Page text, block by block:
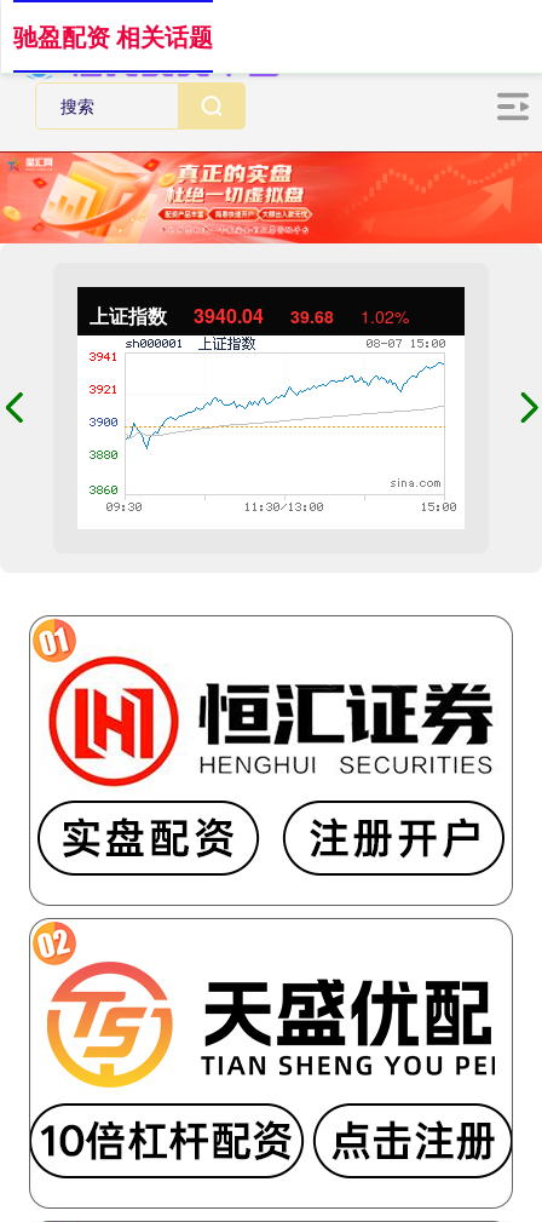
上证指数 3940.04 39.68 1.02%
驰盈配资 相关话题